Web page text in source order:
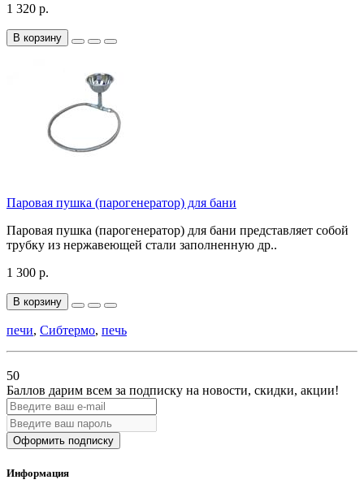
1 320 р.
В корзину
Паровая пушка (парогенератор) для бани
Паровая пушка (парогенератор) для бани представляет собой
трубку из нержавеющей стали заполненную др..
1 300 р.
В корзину
печи, Сибтермо, печь
50
Баллов дарим всем за подписку на новости, скидки, акции!
Оформить подписку
Информация